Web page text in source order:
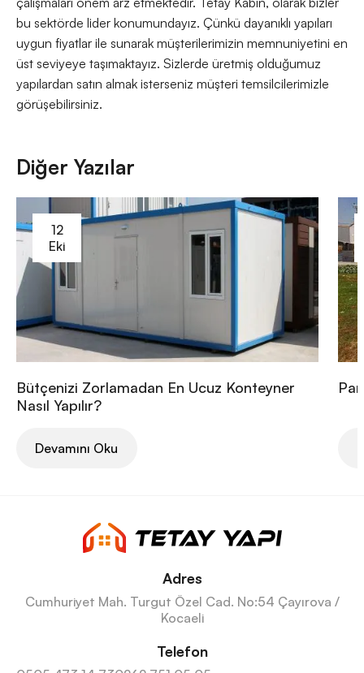
bu sektörde lider konumundayız. Çünkü dayanıklı yapıları
uygun fiyatlar ile sunarak müşterilerimizin memnuniyetini en
üst seviyeye taşımaktayız. Sizlerde üretmiş olduğumuz
yapılardan satın almak isterseniz müşteri temsilcilerimizle
görüşebilirsiniz.
Diğer Yazılar
12
Eki
Bütçenizi Zorlamadan En Ucuz Konteyner
Nasıl Yapılır?
Devamını Oku
Adres
Cumhuriyet Mah. Turgut Özel Cad. No:54 Çayırova /
Kocaeli
Telefon